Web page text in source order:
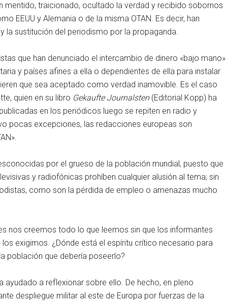
traicionado, ocultado la verdad y recibido sobornos
EEUU y Alemania o de la misma OTAN. Es decir, han
la sustitución del periodismo por la propaganda.
que han denunciado el intercambio de dinero «bajo mano»
y países afines a ella o dependientes de ella para instalar
que sea aceptado como verdad inamovible. Es el caso
quien en su libro Gekaufte Journalsten(Editorial Kopp) ha
en los periódicos luego se repiten en radio y
pocas excepciones, las redacciones europeas son
por el grueso de la población mundial, puesto que
y radiofónicas prohíben cualquier alusión al tema; sin
como son la pérdida de empleo o amenazas mucho
nos creemos todo lo que leemos sin que los informantes
exigimos. ¿Dónde está el espíritu crítico necesario para
población que debería poseerlo?
ayudado a reflexionar sobre ello. De hecho, en pleno
despliegue militar al este de Europa por fuerzas de la